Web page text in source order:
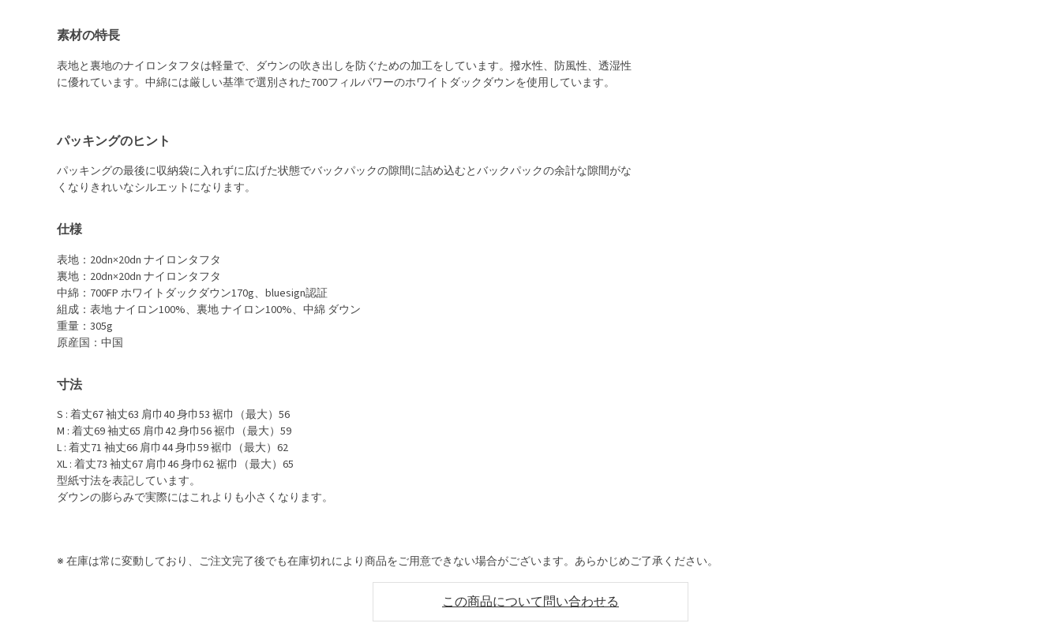
素材の特長
表地と裏地のナイロンタフタは軽量で、ダウンの吹き出しを防ぐための加工をしています。撥水性、防風性、透湿性
に優れています。中綿には厳しい基準で選別された700フィルパワーのホワイトダックダウンを使用しています。
パッキングのヒント
パッキングの最後に収納袋に入れずに広げた状態でバックパックの隙間に詰め込むとバックパックの余計な隙間がな
くなりきれいなシルエットになります。
仕様
表地：20dn×20dn ナイロンタフタ
裏地：20dn×20dn ナイロンタフタ
中綿：700FP ホワイトダックダウン170g、bluesign認証
組成：表地 ナイロン100%、裏地 ナイロン100%、中綿 ダウン
重量：305g
原産国：中国
寸法
S : 着丈67 袖丈63 肩巾40 身巾53 裾巾（最大）56
M : 着丈69 袖丈65 肩巾42 身巾56 裾巾（最大）59
L : 着丈71 袖丈66 肩巾44 身巾59 裾巾（最大）62
XL : 着丈73 袖丈67 肩巾46 身巾62 裾巾（最大）65
型紙寸法を表記しています。
ダウンの膨らみで実際にはこれよりも小さくなります。
※ 在庫は常に変動しており、ご注文完了後でも在庫切れにより商品をご用意できない場合がございます。あらかじめご了承ください。
この商品について問い合わせる